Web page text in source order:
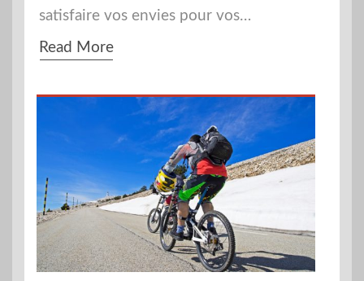
satisfaire vos envies pour vos…
Read More